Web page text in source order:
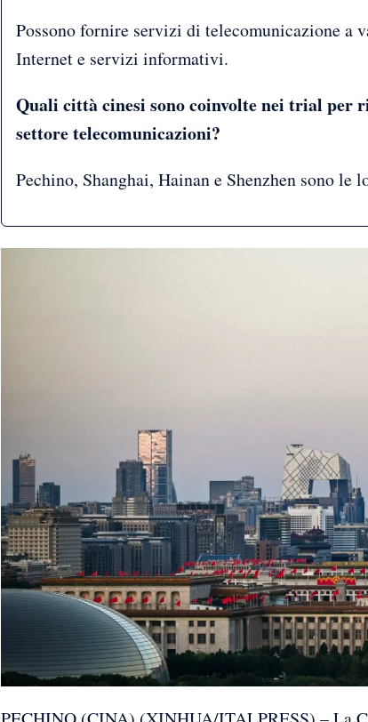
Possono fornire servizi di telecomunicazione a
Internet e servizi informativi.
Quali città cinesi sono coinvolte nei trial per
settore telecomunicazioni?
Pechino, Shanghai, Hainan e Shenzhen sono